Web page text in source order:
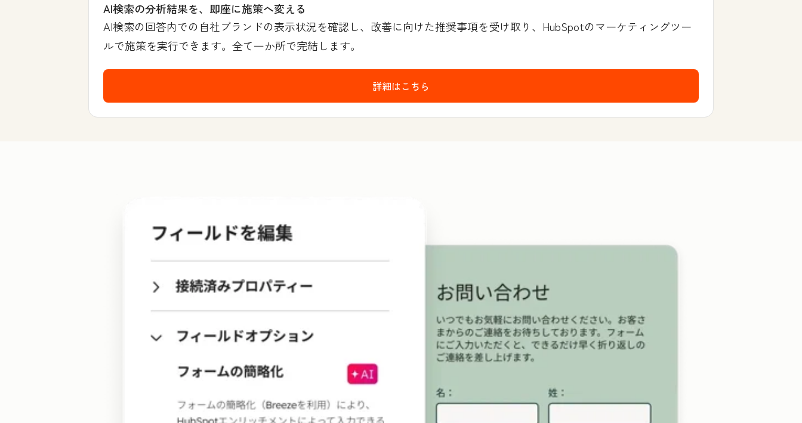
AI検索の分析結果を、即座に施策へ変える
AI検索の回答内での自社ブランドの表示状況を確認し、改善に向けた推奨事項を受け取り、HubSpotのマーケティングツー
ルで施策を実行できます。全て一か所で完結します。
詳細はこちら